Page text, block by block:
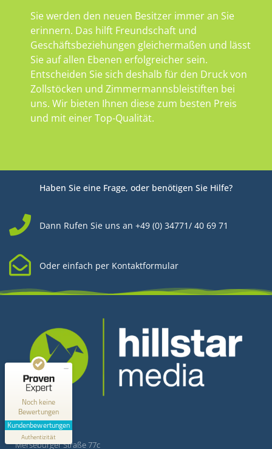
Sie werden den neuen Besitzer immer an Sie
erinnern. Das hilft Freundschaft und
Geschäftsbeziehungen gleichermaßen und lässt
Sie auf allen Ebenen erfolgreicher sein.
Entscheiden Sie sich deshalb für den Druck von
Zollstöcken und Zimmermannsbleistiften bei
uns. Wir bieten Ihnen diese zum besten Preis
und mit einer Top-Qualität.
Haben Sie eine Frage, oder benötigen Sie Hilfe?
Dann Rufen Sie uns an +49 (0) 34771/ 40 69 71
Oder einfach per Kontaktformular
Kontakt
Hillstar Media
Merseburger Straße 77c
Noch keine
Bewertungen
Kundenbewertungen
Authentizität
Kundenbewertungen und Erfahrungen zu
Hillstar Media
MANGELHAFT
0,00 / 5,00
Erfahren Sie mehr über dieses Bewertungssiegel
Profil ansehen